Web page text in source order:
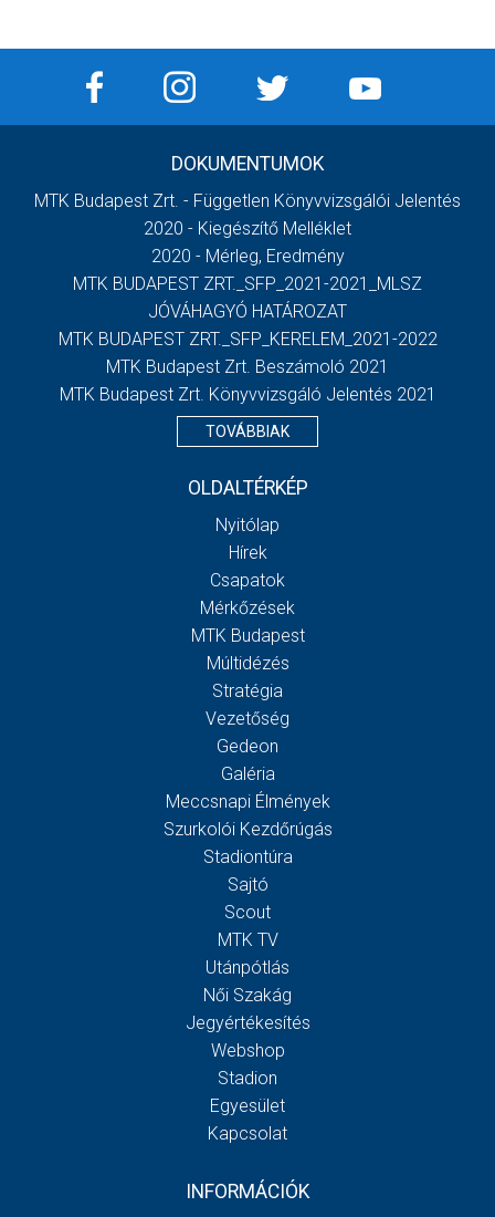
DOKUMENTUMOK
MTK Budapest Zrt. - Független Könyvvizsgálói Jelentés
2020 - Kiegészítő Melléklet
2020 - Mérleg, Eredmény
MTK BUDAPEST ZRT._SFP_2021-2021_MLSZ
JÓVÁHAGYÓ HATÁROZAT
MTK BUDAPEST ZRT._SFP_KERELEM_2021-2022
MTK Budapest Zrt. Beszámoló 2021
MTK Budapest Zrt. Könyvvizsgáló Jelentés 2021
TOVÁBBIAK
OLDALTÉRKÉP
Nyitólap
Hírek
Csapatok
Mérkőzések
MTK Budapest
Múltidézés
Stratégia
Vezetőség
Gedeon
Galéria
Meccsnapi Élmények
Szurkolói Kezdőrúgás
Stadiontúra
Sajtó
Scout
MTK TV
Utánpótlás
Női Szakág
Jegyértékesítés
Webshop
Stadion
Egyesület
Kapcsolat
INFORMÁCIÓK